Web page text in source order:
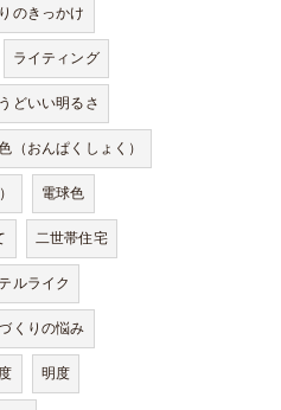
のきっかけ
ライティング
どいい明るさ
（おんぱくしょく）
電球色
二世帯住宅
ルライク
くりの悩み
明度